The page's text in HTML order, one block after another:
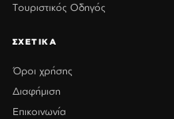
Τουριστικός Οδηγός
ΣΧΕΤΙΚΑ
Όροι χρήσης
Διαφήμιση
Επικοινωνία